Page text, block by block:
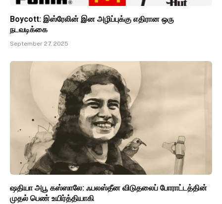
Boycott: இஸ்ரேலின் இன அழிப்புக்கு எதிரான ஒரு
நடவடிக்கை
September 27, 2025
ஷதியா அபூ கஸ்ஸாலே: ஃபலஸ்தீன விடுதலைப் போராட்டத்தின்
முதல் பெண் உயிர்த்தியாகி